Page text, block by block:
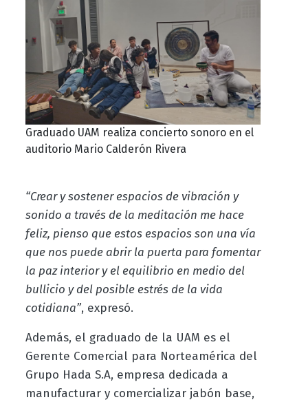
Graduado UAM realiza concierto sonoro en el
auditorio Mario Calderón Rivera
“Crear y sostener espacios de vibración y
sonido a través de la meditación me hace
feliz, pienso que estos espacios son una vía
que nos puede abrir la puerta para fomentar
la paz interior y el equilibrio en medio del
bullicio y del posible estrés de la vida
cotidiana”, expresó.
Además, el graduado de la UAM es el
Gerente Comercial para Norteamérica del
Grupo Hada S.A, empresa dedicada a
manufacturar y comercializar jabón base,